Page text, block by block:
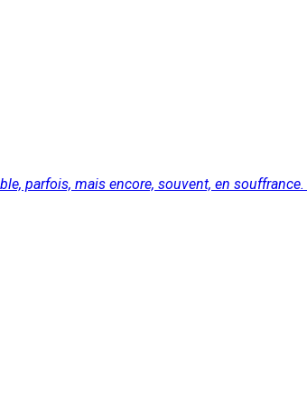
parfois, mais encore, souvent, en